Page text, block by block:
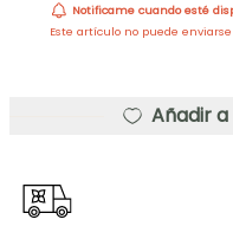
Notificame cuando esté
Este artículo no puede
Añadir